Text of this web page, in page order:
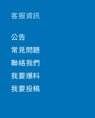
客服資訊
公告
常見問題
聯絡我們
我要爆料
我要投稿